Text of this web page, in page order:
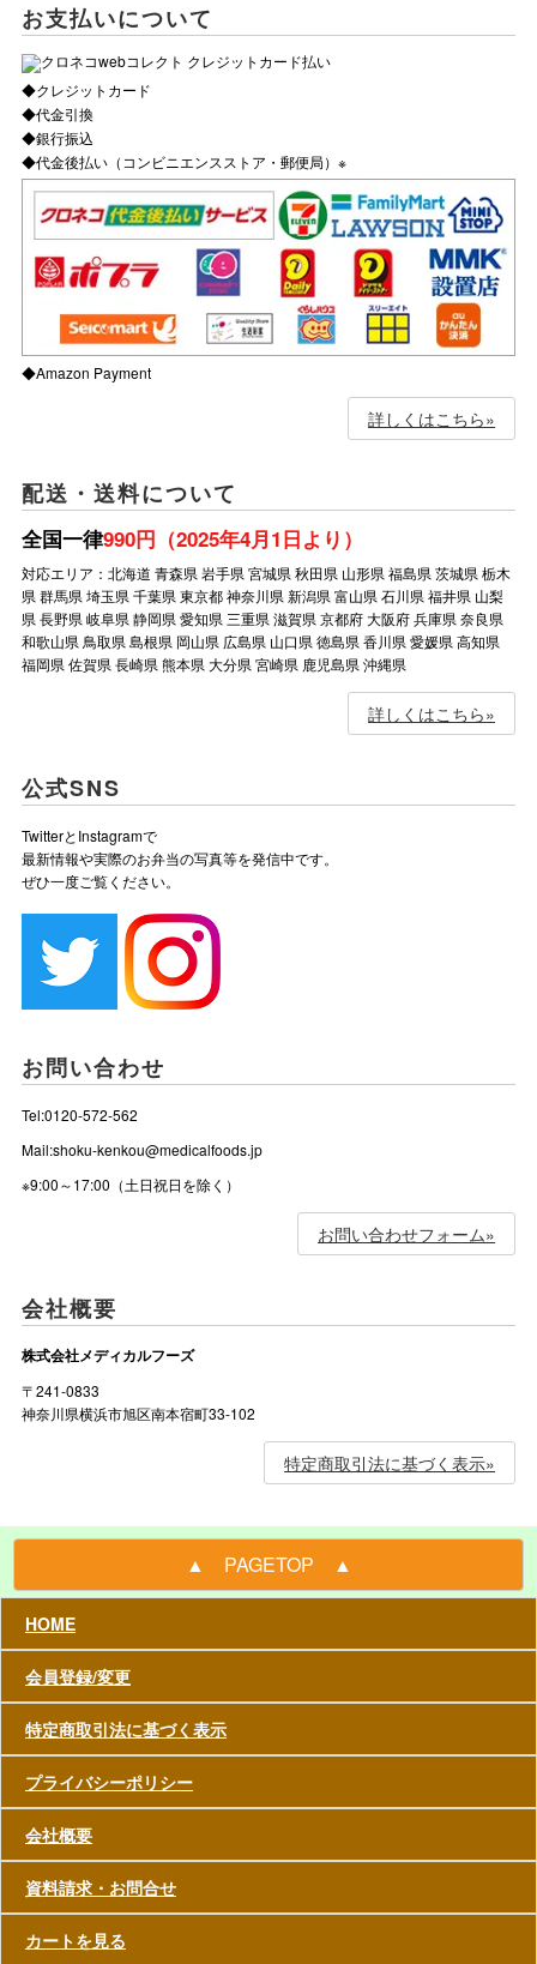
お支払いについて
◆クレジットカード
◆代金引換
◆銀行振込
◆代金後払い（コンビニエンスストア・郵便局）※
◆Amazon Payment
詳しくはこちら»
配送・送料について
全国一律990円（2025年4月1日より）
対応エリア：北海道 青森県 岩手県 宮城県 秋田県 山形県 福島県 茨城県 栃木
県 群馬県 埼玉県 千葉県 東京都 神奈川県 新潟県 富山県 石川県 福井県 山梨
県 長野県 岐阜県 静岡県 愛知県 三重県 滋賀県 京都府 大阪府 兵庫県 奈良県
和歌山県 鳥取県 島根県 岡山県 広島県 山口県 徳島県 香川県 愛媛県 高知県
福岡県 佐賀県 長崎県 熊本県 大分県 宮崎県 鹿児島県 沖縄県
詳しくはこちら»
公式SNS
TwitterとInstagramで
最新情報や実際のお弁当の写真等を発信中です。
ぜひ一度ご覧ください。
お問い合わせ
Tel:0120-572-562
Mail:shoku-kenkou@medicalfoods.jp
※9:00～17:00（土日祝日を除く）
お問い合わせフォーム»
会社概要
株式会社メディカルフーズ
〒241-0833
神奈川県横浜市旭区南本宿町33-102
特定商取引法に基づく表示»
▲ PAGETOP ▲
HOME
会員登録/変更
特定商取引法に基づく表示
プライバシーポリシー
会社概要
資料請求・お問合せ
カートを見る